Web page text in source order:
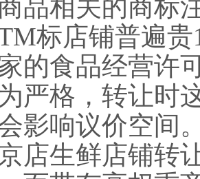
品相关的商标
标店铺普遍
的食品经营许
严格，转让时
影响议价空间
店生鲜店铺转